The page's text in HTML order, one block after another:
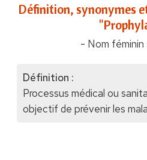
Définition, synonymes
- Nom féminin
Définition :
Processus médical ou
objectif de prévenir les